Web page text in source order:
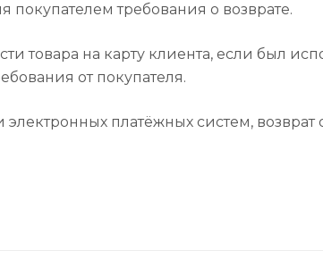
покупателем требования о возврате.
товара на карту клиента, если был
от покупателя.
платёжных систем, возврат